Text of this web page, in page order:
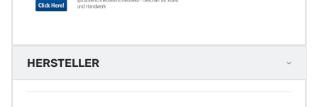
HERSTELLER